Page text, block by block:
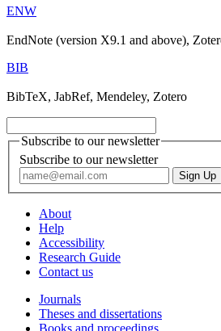
ENW
EndNote (version X9.1 and above),
BIB
BibTeX, JabRef, Mendeley, Zotero
Subscribe to our newsletter
Subscribe to our newsletter
About
Help
Accessibility
Research Guide
Contact us
Journals
Theses and dissertations